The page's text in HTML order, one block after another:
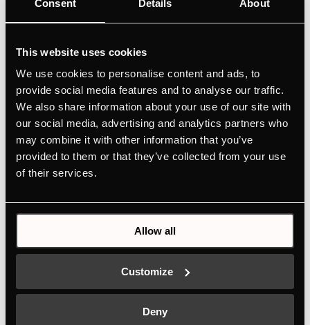
Consent Details About
This website uses cookies
We use cookies to personalise content and ads, to
provide social media features and to analyse our traffic.
We also share information about your use of our site with
our social media, advertising and analytics partners who
may combine it with other information that you’ve
provided to them or that they’ve collected from your use
of their services.
Allow all
Customize
Deny
NIEUW
CBD6340.0S
Compacte stoomkoker met ökotherm® en 12 functies
Kleur